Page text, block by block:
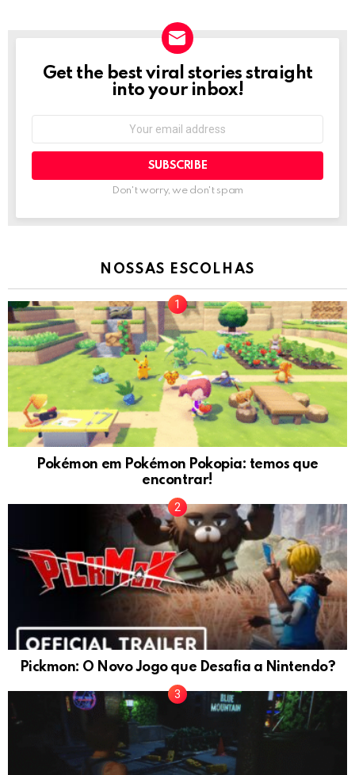
NEWSLETTER
Get the best viral stories straight
into your inbox!
Don't worry, we don't spam
NOSSAS ESCOLHAS
Pokémon em Pokémon Pokopia: temos que
encontrar!
Pickmon: O Novo Jogo que Desafia a Nintendo?